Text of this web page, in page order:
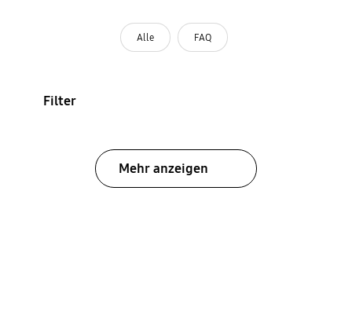
Alle FAQ
Filter
Mehr anzeigen